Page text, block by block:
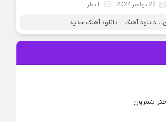
22 نوامبر 2024 0 نظر
، دانلود آهنگ ، دانلود آهنگ جدید
شمرون